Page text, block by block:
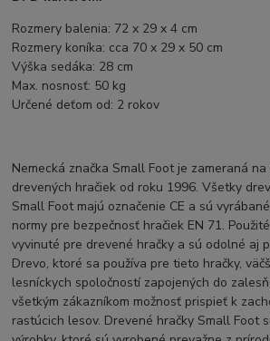
Rozmery balenia: 72 x 29 x 4 cm
Rozmery koníka: cca 70 x 29 x 50 cm
Výška sedáka: 28 cm
Max. nosnosť: 50 kg
Určené deťom od: 2 rokov
Nemecká značka Small Foot je zameraná
drevených hračiek od roku 1996. Všetky
Small Foot majú označenie CE a sú
normy pre bezpečnosť hračiek EN 71.
vyvinuté pre drevené hračky a sú odolné aj
Drevo, ktoré sa používa pre tieto hračky,
lesníckych spoločností zapojených do
všetkým zákazníkom možnosť prispieť k
rastúcich lesov. Drevené hračky Small Foot